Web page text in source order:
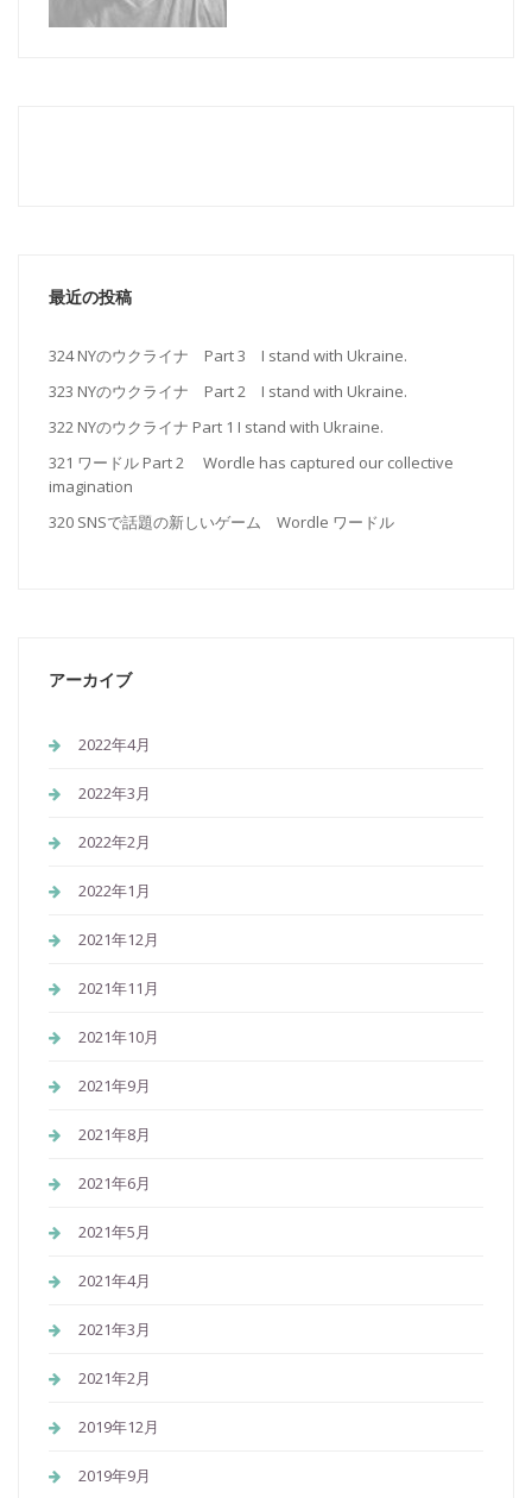
最近の投稿
324 NYのウクライナ Part 3 I stand with Ukraine.
323 NYのウクライナ Part 2 I stand with Ukraine.
322 NYのウクライナ Part 1 I stand with Ukraine.
321 ワードル Part 2 Wordle has captured our collective
imagination
320 SNSで話題の新しいゲーム Wordle ワードル
アーカイブ
2022年4月
2022年3月
2022年2月
2022年1月
2021年12月
2021年11月
2021年10月
2021年9月
2021年8月
2021年6月
2021年5月
2021年4月
2021年3月
2021年2月
2019年12月
2019年9月